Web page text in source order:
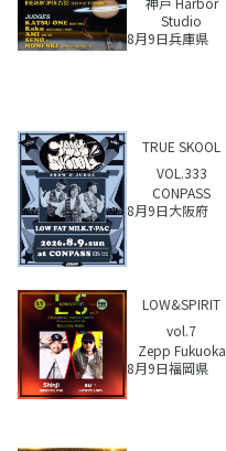
Studio
8月9日兵庫県
TRUE SKOOL
VOL.333
CONPASS
8月9日大阪府
LOW&SPIRIT
vol.7
Zepp Fukuoka
8月9日福岡県